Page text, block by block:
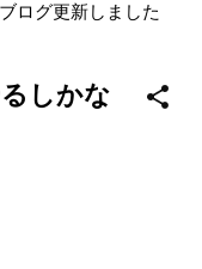
ブログ更新しました
しかな